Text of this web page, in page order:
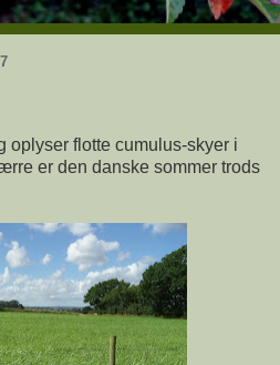
oplyser flotte cumulus-skyer i
er den danske sommer trods